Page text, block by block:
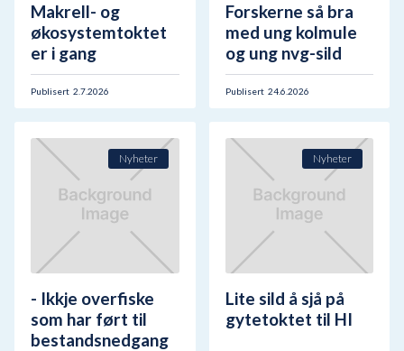
Makrell- og
økosystemtoktet
er i gang
Publisert 2.7.2026
Forskerne så bra
med ung kolmule
og ung nvg-sild
Publisert 24.6.2026
Nyheter
- Ikkje overfiske
som har ført til
bestandsnedgang
Nyheter
Lite sild å sjå på
gytetoktet til HI